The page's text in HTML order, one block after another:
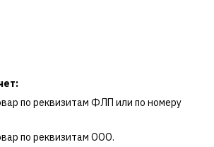
по реквизитам ФЛП или по номеру
по реквизитам ООО.